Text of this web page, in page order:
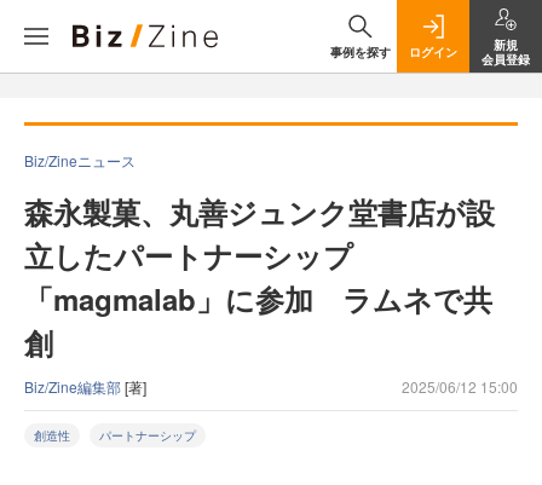
事例を探す ログイン
新規
会員登録
Biz/Zineニュース
森永製菓、丸善ジュンク堂書店が設
立したパートナーシップ
「magmalab」に参加 ラムネで共
創
Biz/Zine編集部[著] 2025/06/12 15:00
創造性 パートナーシップ